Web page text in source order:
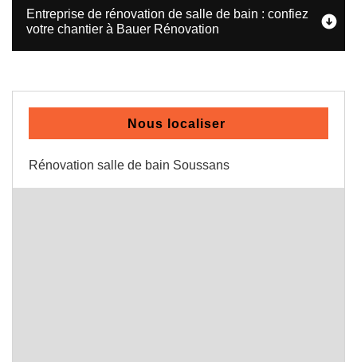
Entreprise de rénovation de salle de bain : confiez
votre chantier à Bauer Rénovation
Nous localiser
Rénovation salle de bain Soussans